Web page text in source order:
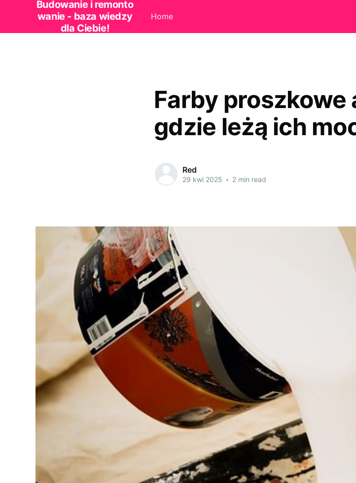
Budowanie i remonto
wanie - baza wiedzy
dla Ciebie!
Home
Farby
gdzie leżą ich
Red
29 kwi 2025 • 2 min read